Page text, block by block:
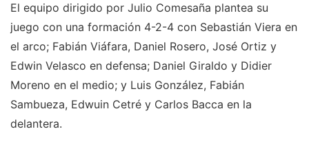
El equipo dirigido por Julio Comesaña plantea su
juego con una formación 4-2-4 con Sebastián Viera en
el arco; Fabián Viáfara, Daniel Rosero, José Ortiz y
Edwin Velasco en defensa; Daniel Giraldo y Didier
Moreno en el medio; y Luis González, Fabián
Sambueza, Edwuin Cetré y Carlos Bacca en la
delantera.